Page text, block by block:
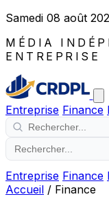
Samedi 08 août
MÉDIA
ENTREPRISE
Entreprise Finance
Entreprise Finance
Accueil / Finance